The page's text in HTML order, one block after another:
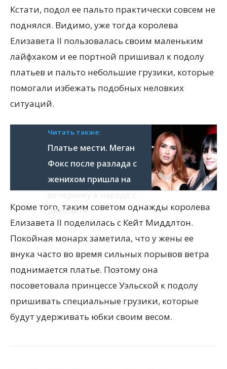
Кстати, подол ее пальто практически совсем не
поднялся. Видимо, уже тогда королева
Елизавета II пользовалась своим маленьким
лайфхаком и ее портной пришивал к подолу
платьев и пальто небольшие грузики, которые
помогали избежать подобных неловких
ситуаций.
Читать также:
Платье мести. Меган
Фокс после разлада с
женихом пришла на
декольте
Кроме того, таким советом однажды королева
Елизавета II поделилась с Кейт Миддлтон.
Покойная монарх заметила, что у жены ее
внука часто во время сильных порывов ветра
поднимается платье. Поэтому она
посоветовала принцессе Уэльской к подолу
пришивать специальные грузики, которые
будут удерживать юбки своим весом.